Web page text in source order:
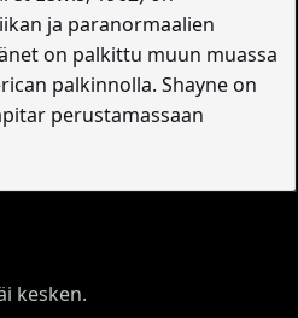
ja paranormaalien
on palkittu muun muassa
palkinnolla. Shayne on
perustamassaan
kesken.